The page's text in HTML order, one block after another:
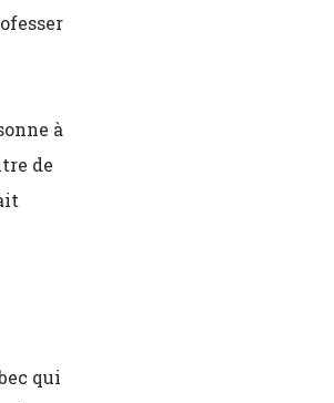
à
de
qui